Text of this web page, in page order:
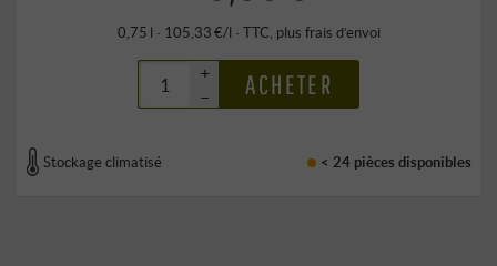
0,75 l · 105,33 €/l · TTC, plus frais d’envoi
+
–
ACHETER
Stockage climatisé < 24 pièces disponibles